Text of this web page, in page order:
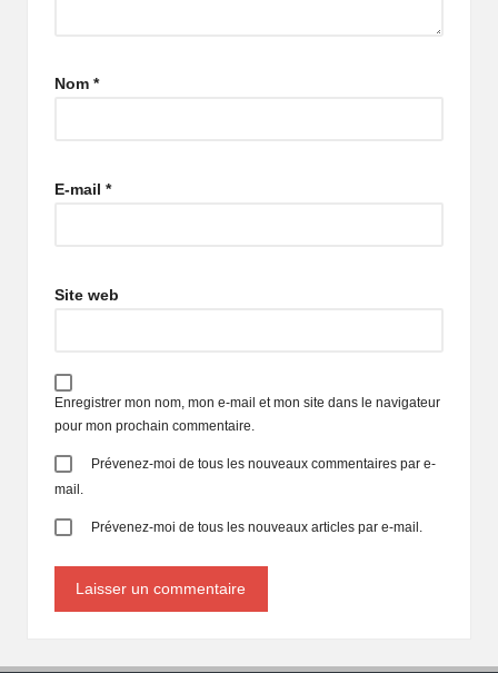
Nom *
E-mail *
Site web
Enregistrer mon nom, mon e-mail et mon site dans le navigateur
pour mon prochain commentaire.
Prévenez-moi de tous les nouveaux commentaires par e-
mail.
Prévenez-moi de tous les nouveaux articles par e-mail.